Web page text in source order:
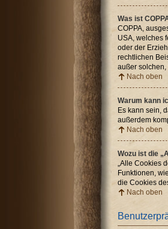
Was ist
COPPA,
USA, welches
oder der
rechtlichen
außer
Nach oben
Warum kann
Es kann sein,
außerdem
Nach oben
Wozu ist die
„Alle Cookies
Funktionen,
die Cookies
Nach oben